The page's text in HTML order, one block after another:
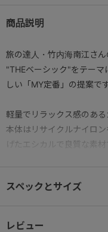
商品説明
旅の達人・竹内海南江さ
"THEベーシック"をテーマ
しい「MY定番」の提案です
軽量でリラックス感のある
本体はリサイクルナイロ
げたエシカルで良質な素材
旅行やお出かけで増えた
● 10ポケット
スペックとサイズ
レビュー